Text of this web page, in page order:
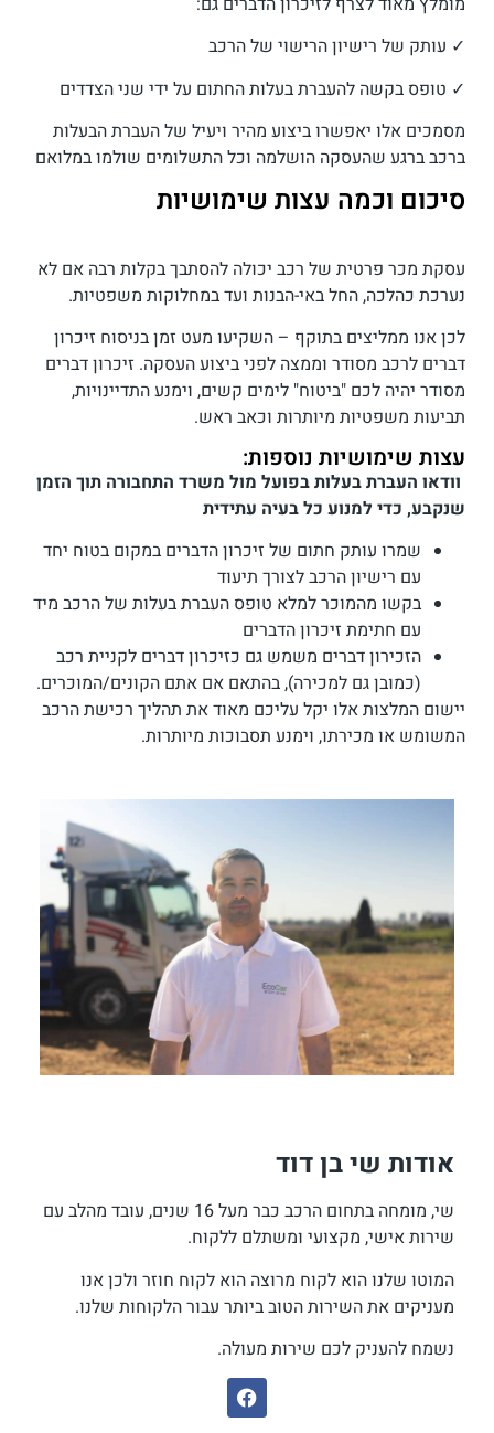
✓ עותק של רישיון הרישוי של הרכב
✓ טופס בקשה להעברת בעלות החתום על ידי שני הצדדים
מסמכים אלו יאפשרו ביצוע מהיר ויעיל של העברת הבעלות
ברכב ברגע שהעסקה הושלמה וכל התשלומים שולמו במלואם
סיכום וכמה עצות שימושיות
עסקת מכר פרטית של רכב יכולה להסתבך בקלות רבה אם לא
נערכת כהלכה, החל באי-הבנות ועד במחלוקות משפטיות.
לכן אנו ממליצים בתוקף – השקיעו מעט זמן בניסוח זיכרון
דברים לרכב מסודר וממצה לפני ביצוע העסקה. זיכרון דברים
מסודר יהיה לכם "ביטוח" לימים קשים, וימנע התדיינויות,
תביעות משפטיות מיותרות וכאב ראש.
עצות שימושיות נוספות:
וודאו העברת בעלות בפועל מול משרד התחבורה תוך הזמן
שנקבע, כדי למנוע כל בעיה עתידית
שמרו עותק חתום של זיכרון הדברים במקום בטוח יחד
עם רישיון הרכב לצורך תיעוד
בקשו מהמוכר למלא טופס העברת בעלות של הרכב מיד
עם חתימת זיכרון הדברים
הזכירון דברים משמש גם כזיכרון דברים לקניית רכב
(כמובן גם למכירה), בהתאם אם אתם הקונים/המוכרים.
יישום המלצות אלו יקל עליכם מאוד את תהליך רכישת הרכב
המשומש או מכירתו, וימנע תסבוכות מיותרות.
אודות שי בן דוד
שי, מומחה בתחום הרכב כבר מעל 16 שנים, עובד מהלב עם
שירות אישי, מקצועי ומשתלם ללקוח.
המוטו שלנו הוא לקוח מרוצה הוא לקוח חוזר ולכן אנו
מעניקים את השירות הטוב ביותר עבור הלקוחות שלנו.
נשמח להעניק לכם שירות מעולה.